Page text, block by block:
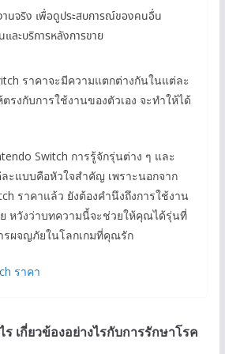
านจริง เพื่อดูประสบการณ์ของคนอื่น
และบริการหลังการขาย
ราคาจะมีความแตกต่างกันในแต่ละ
รงกับการใช้งานของตัวเอง จะทำให้ได้
Switch การรู้จักรุ่นต่าง ๆ และ
ะแบบคือหัวใจสำคัญ เพราะนอกจาก
ราคาแล้ว ยังต้องคำนึงถึงการใช้งาน
หวังว่าบทความนี้จะช่วยให้คุณได้รุ่นที่
รผจญภัยในโลกเกมที่คุณรัก
ราคา
เกี่ยวข้องอย่างไรกับการรักษาโรค